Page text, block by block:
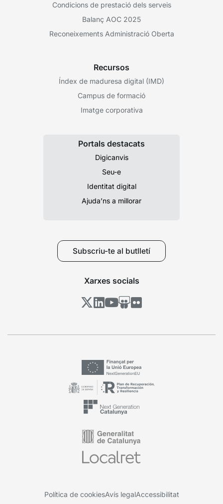
Condicions de prestació dels serveis
Balanç AOC 2025
Reconeixements Administració Oberta
Recursos
Índex de maduresa digital (IMD)
Campus de formació
Imatge corporativa
Portals destacats
Digicanvis
Seu-e
Identitat digital
Ajuda’ns a millorar
Subscriu-te al butlletí
Xarxes socials
Política de cookiesAvís legalAccessibilitat